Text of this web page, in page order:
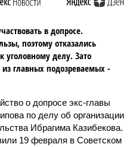
в допросе.
поэтому отказались
уголовному делу. Зато
из главных подозреваемых -
о допросе экс-главы
по делу об организации
Ибрагима Казибекова.
19 февраля в Советском